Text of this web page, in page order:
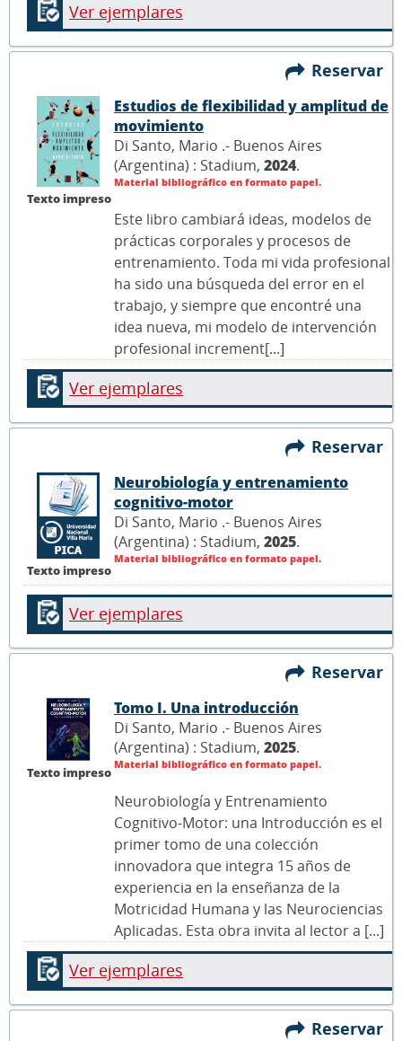
Ver ejemplares
Reservar
Texto impreso
Estudios de flexibilidad y amplitud de
movimiento
Di Santo, Mario .- Buenos Aires
(Argentina) : Stadium, 2024.
Material bibliográfico en formato papel.
Este libro cambiará ideas, modelos de
prácticas corporales y procesos de
entrenamiento. Toda mi vida profesional
ha sido una búsqueda del error en el
trabajo, y siempre que encontré una
idea nueva, mi modelo de intervención
profesional increment[...]
Ver ejemplares
Reservar
Texto impreso
Neurobiología y entrenamiento
cognitivo-motor
Di Santo, Mario .- Buenos Aires
(Argentina) : Stadium, 2025.
Material bibliográfico en formato papel.
Ver ejemplares
Reservar
Texto impreso
Tomo I. Una introducción
Di Santo, Mario .- Buenos Aires
(Argentina) : Stadium, 2025.
Material bibliográfico en formato papel.
Neurobiología y Entrenamiento
Cognitivo-Motor: una Introducción es el
primer tomo de una colección
innovadora que integra 15 años de
experiencia en la enseñanza de la
Motricidad Humana y las Neurociencias
Aplicadas. Esta obra invita al lector a [...]
Ver ejemplares
Reservar